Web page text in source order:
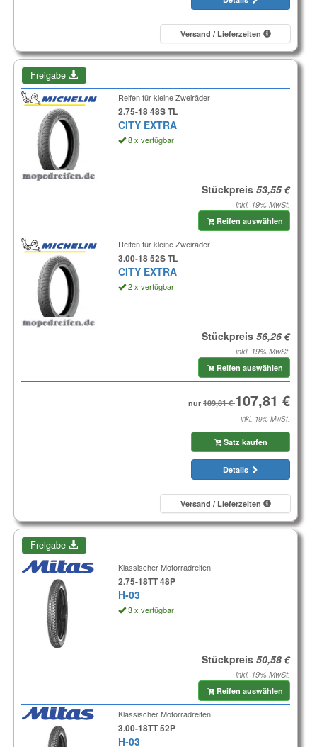
Versand / Lieferzeiten
Freigabe
Reifen für kleine Zweiräder
2.75-18 48S TL
CITY EXTRA
8 x verfügbar
Stückpreis
inkl. 19% MwSt.
Reifen auswählen
Reifen für kleine Zweiräder
3.00-18 52S TL
CITY EXTRA
2 x verfügbar
Stückpreis
inkl. 19% MwSt.
Reifen auswählen
nur
inkl. 19% MwSt.
Satz kaufen
Details
Versand / Lieferzeiten
Freigabe
Klassischer Motorradreifen
2.75-18TT 48P
H-03
3 x verfügbar
Stückpreis
inkl. 19% MwSt.
Reifen auswählen
Klassischer Motorradreifen
3.00-18TT 52P
H-03